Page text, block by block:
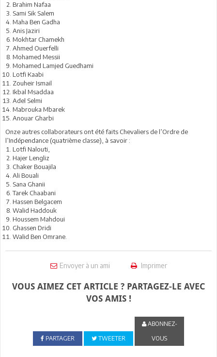
Brahim Nafaa
Sami Sik Salem
Maha Ben Gadha
Anis Jaziri
Mokhtar Chamekh
Ahmed Ouerfelli
Mohamed Messii
Mohamed Lamjed Guedhami
Lotfi Kaabi
Zouheir Ismail
Ikbal Msaddaa
Adel Selmi
Mabrouka Mbarek
Anouar Gharbi
Onze autres collaborateurs ont été faits Chevaliers de l’Ordre de
l’Indépendance (quatrième classe), à savoir :
Lotfi Nalouti,
Hajer Lengliz
Chaker Bouajila
Ali Bouali
Sana Ghanii
Tarek Chaabani
Hassen Belgacem
Walid Haddouk
Houssem Mahdoui
Ghassen Dridi
Walid Ben Omrane.
Envoyer à un ami Imprimer
VOUS AIMEZ CET ARTICLE ? PARTAGEZ-LE AVEC
VOS AMIS !
PARTAGER TWEETER
ABONNEZ-
VOUS